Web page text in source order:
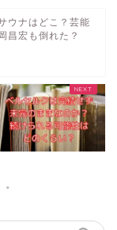
ウナはどこ？芸能
昌宏も倒れた？